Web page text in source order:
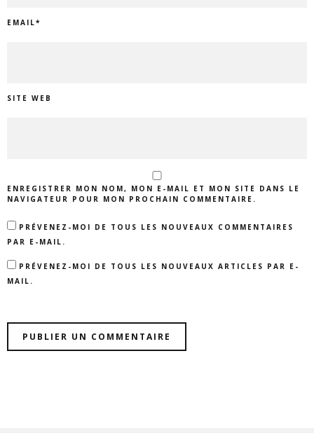
EMAIL*
SITE WEB
ENREGISTRER MON NOM, MON E-MAIL ET MON SITE DANS LE
NAVIGATEUR POUR MON PROCHAIN COMMENTAIRE.
PRÉVENEZ-MOI DE TOUS LES NOUVEAUX COMMENTAIRES
PAR E-MAIL.
PRÉVENEZ-MOI DE TOUS LES NOUVEAUX ARTICLES PAR E-
MAIL.